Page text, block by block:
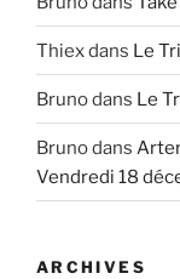
Thiexdans Le
Brunodans Le
Brunodans
Vendredi 18
ARCHIVES